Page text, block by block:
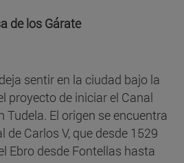
de los Gárate
sentir en la ciudad bajo la
proyecto de iniciar el Canal
Tudela. El origen se encuentra
de Carlos V, que desde 1529
Ebro desde Fontellas hasta